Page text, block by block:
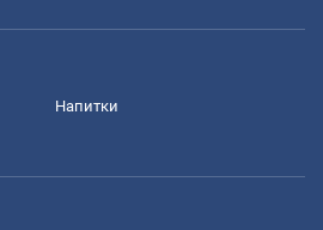
Напитки